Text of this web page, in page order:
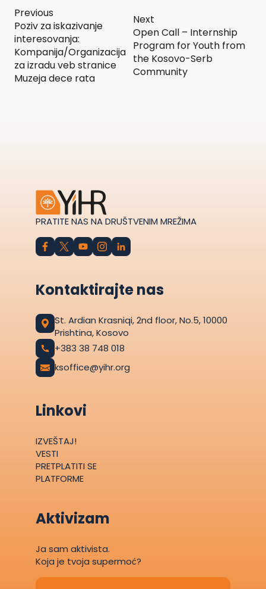
Previous
Poziv za iskazivanje
interesovanja:
Kompanija/Organizacija
za izradu veb stranice
Muzeja dece rata
Next
Open Call – Internship
Program for Youth from
the Kosovo-Serb
Community
PRATITE NAS NA DRUŠTVENIM MREŽIMA
Kontaktirajte nas
St. Ardian Krasniqi, 2nd floor, No.5, 10000
Prishtina, Kosovo
+383 38 748 018
ksoffice@yihr.org
Linkovi
IZVEŠTAJ!
VESTI
PRETPLATITI SE
PLATFORME
Aktivizam
Ja sam aktivista.
Koja je tvoja supermoć?